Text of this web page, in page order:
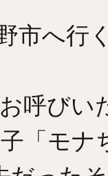
市へ行
呼びい
「モナ